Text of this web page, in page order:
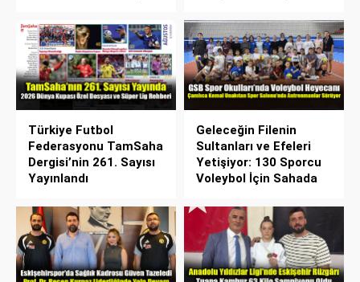
Türkiye Futbol
Federasyonu TamSaha
Dergisi’nin 261. Sayısı
Yayınlandı
Geleceğin Filenin
Sultanları ve Efeleri
Yetişiyor: 130 Sporcu
Voleybol İçin Sahada